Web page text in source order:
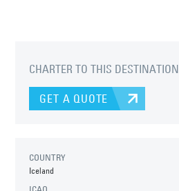
CHARTER TO THIS DESTINATION
GET A QUOTE
COUNTRY
Iceland